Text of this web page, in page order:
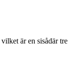
är en sisådär tre